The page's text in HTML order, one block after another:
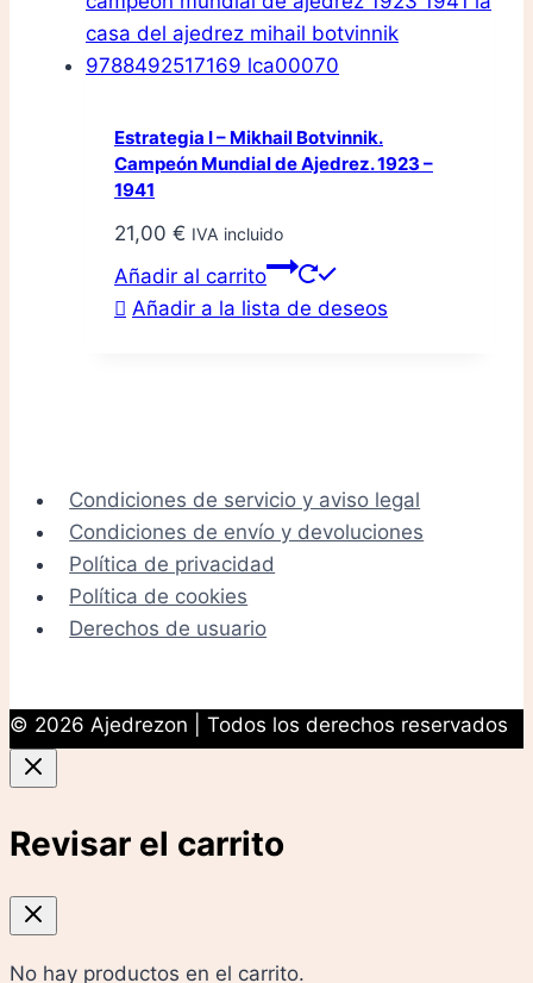
Estrategia I – Mikhail Botvinnik.
Campeón Mundial de Ajedrez. 1923 –
1941
21,00 € IVA incluido
Añadir al carrito
Añadir a la lista de deseos
Condiciones de servicio y aviso legal
Condiciones de envío y devoluciones
Política de privacidad
Política de cookies
Derechos de usuario
© 2026 Ajedrezon | Todos los derechos reservados
Revisar el carrito
No hay productos en el carrito.